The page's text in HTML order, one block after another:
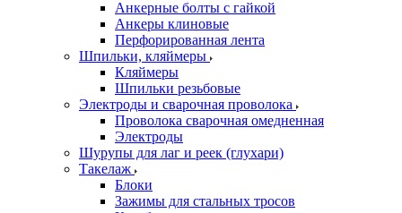
Анкерные болты с гайкой
Анкеры клиновые
Перфорированная лента
Шпильки, кляймеры
Кляймеры
Шпильки резьбовые
Электроды и сварочная проволока
Проволока сварочная омедненная
Электроды
Шурупы для лаг и реек (глухари)
Такелаж
Блоки
Зажимы для стальных тросов